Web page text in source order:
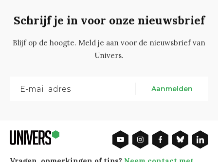
Schrijf je in voor onze nieuwsbrief
Blijf op de hoogte. Meld je aan voor de nieuwsbrief van
Univers.
Aanmelden